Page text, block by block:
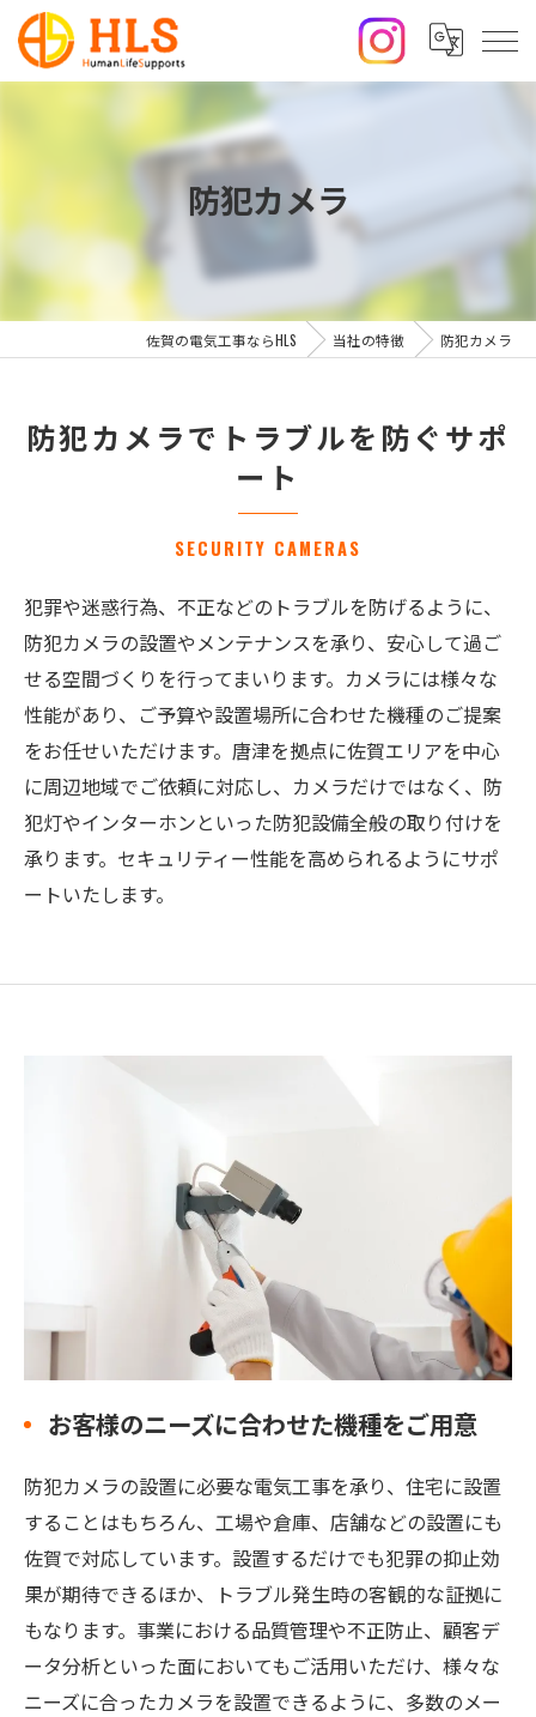
防犯カメラ
佐賀の電気工事ならHLS 当社の特徴 防犯カメラ
防犯カメラでトラブルを防ぐサポ
ート
SECURITY CAMERAS
犯罪や迷惑行為、不正などのトラブルを防げるように、
防犯カメラの設置やメンテナンスを承り、安心して過ご
せる空間づくりを行ってまいります。カメラには様々な
性能があり、ご予算や設置場所に合わせた機種のご提案
をお任せいただけます。唐津を拠点に佐賀エリアを中心
に周辺地域でご依頼に対応し、カメラだけではなく、防
犯灯やインターホンといった防犯設備全般の取り付けを
承ります。セキュリティー性能を高められるようにサポ
ートいたします。
お客様のニーズに合わせた機種をご用意
防犯カメラの設置に必要な電気工事を承り、住宅に設置
することはもちろん、工場や倉庫、店舗などの設置にも
佐賀で対応しています。設置するだけでも犯罪の抑止効
果が期待できるほか、トラブル発生時の客観的な証拠に
もなります。事業における品質管理や不正防止、顧客デ
ータ分析といった面においてもご活用いただけ、様々な
ニーズに合ったカメラを設置できるように、多数のメー